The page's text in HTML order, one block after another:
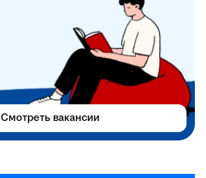
Смотреть вакансии